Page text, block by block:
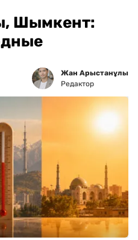
Шымкент:
Жан Арыстанұлы
Редактор